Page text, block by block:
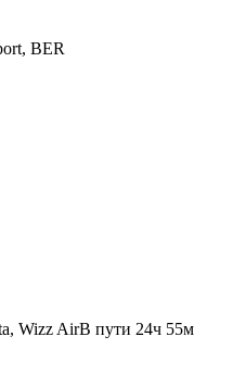
BER
Wizz AirВ пути 24ч 55м